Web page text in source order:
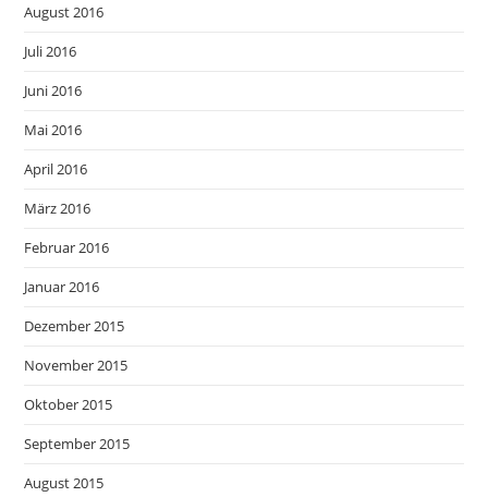
August 2016
Juli 2016
Juni 2016
Mai 2016
April 2016
März 2016
Februar 2016
Januar 2016
Dezember 2015
November 2015
Oktober 2015
September 2015
August 2015